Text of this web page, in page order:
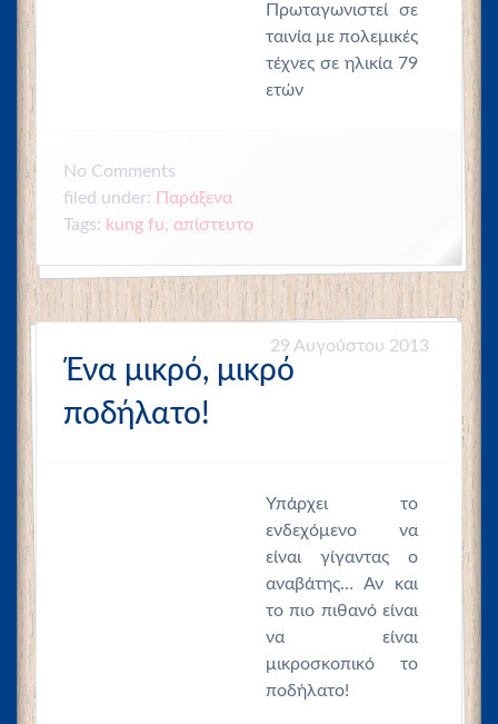
Πρωταγωνιστεί σε
ταινία με πολεμικές
τέχνες σε ηλικία 79
ετών
No Comments
filed under: Παράξενα
Tags: kung fu, απίστευτο
29 Αυγούστου 2013
Ένα μικρό, μικρό
ποδήλατο!
Υπάρχει το
ενδεχόμενο να
είναι γίγαντας ο
αναβάτης… Αν και
το πιο πιθανό είναι
να είναι
μικροσκοπικό το
ποδήλατο!